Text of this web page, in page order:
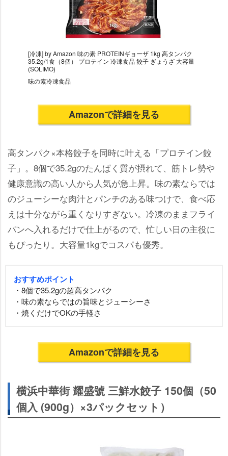
[冷凍] by Amazon 味の素 PROTEINギョーザ 1kg 高タンパク
35.2g/1食（8個） プロテイン 冷凍食品 餃子 ぎょうざ 大容量
(SOLIMO)
味の素冷凍食品
Amazonで詳細を見る
高タンパク×本格餃子を同時に叶える「プロテイン餃
子」。8個で35.2gのたんぱく質が摂れて、筋トレ勢
健康意識の高い人から人気が急上昇。味の素ならでは
のジューシーな肉汁とパンチのある味つけで、食べ応
えは十分ながら重くなりすぎない。冷凍のままフライ
パンへ入れるだけで仕上がるので、忙しい日の主役に
もぴったり。大容量1kgでコスパも優秀。
おすすめポイント
・8個で35.2gの超高タンパク
・味の素ならではの旨味とジューシーさ
・焼くだけでOKの手軽さ
Amazonで詳細を見る
横浜中華街 耀盛號 三鮮水餃子 150個（50
個入 (900g）×3パックセット）